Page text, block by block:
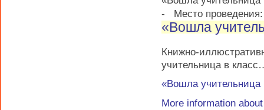
-
Место
«Вошла
Книжно-
учительница в
«Вошла
More information